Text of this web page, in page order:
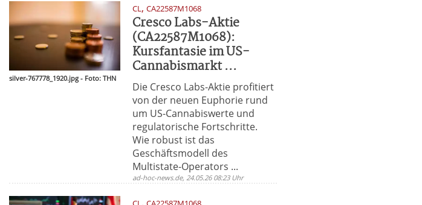
silver-767778_1920.jpg - Foto: THN
CL ,CA22587M1068
Cresco Labs-Aktie
(CA22587M1068):
Kursfantasie im US-
Cannabismarkt ...
Die Cresco Labs-Aktie profitiert
von der neuen Euphorie rund
um US-Cannabiswerte und
regulatorische Fortschritte.
Wie robust ist das
Geschäftsmodell des
Multistate-Operators ...
ad-hoc-news.de, 24.05.26 08:23 Uhr
,